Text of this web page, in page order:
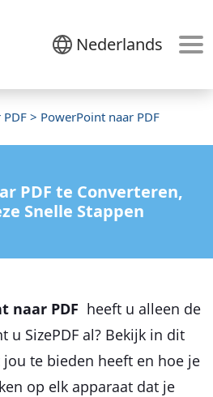
Nederlands
> PowerPoint naar PDF
PDF te Converteren,
Snelle Stappen
naar PDF heeft u alleen de
u SizePDF al? Bekijk in dit
te bieden heeft en hoe je
op elk apparaat dat je